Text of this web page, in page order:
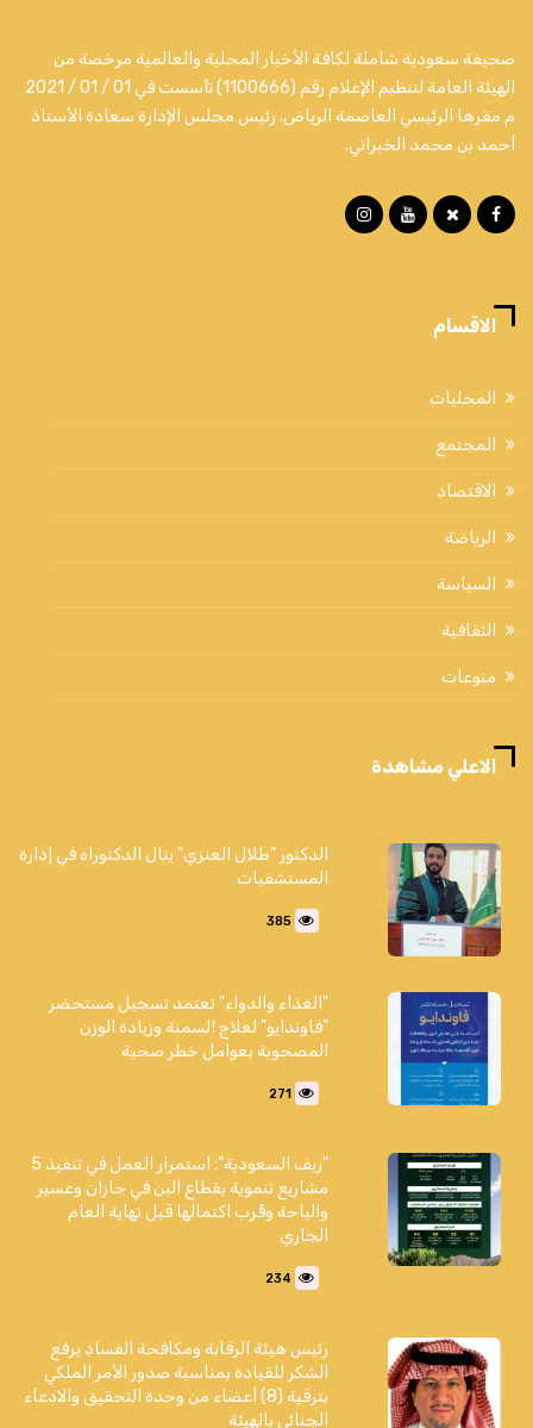
صحيفة سعودية شاملة لكافة الأخبار المحلية والعالمية مرخصة من
الهيئة العامة لتنظيم الإعلام رقم (1100666) تأسست في 01 / 01 / 2021
م مقرها الرئيسي العاصمة الرياض. رئيس مجلس الإدارة سعادة الأستاذ
أحمد بن محمد الخبراني.
الاقسام
المحليات
المجتمع
الاقتصاد
الرياضة
السياسة
الثقافية
منوعات
الاعلي مشاهدة
الدكتور "طلال العنزي" ينال الدكتوراه في إدارة
المستشفيات
385
"الغذاء والدواء" تعتمد تسجيل مستحضر
"فاوندايو" لعلاج السمنة وزيادة الوزن
المصحوبة بعوامل خطر صحية
271
"ريف السعودية": استمرار العمل في تنفيذ 5
مشاريع تنموية بقطاع البن في جازان وعسير
والباحة وقُرب اكتمالها قبل نهاية العام
الجاري
234
رئيس هيئة الرقابة ومكافحة الفساد يرفع
الشكر للقيادة بمناسبة صدور الأمر الملكي
بترقية (8) أعضاء من وحدة التحقيق والادعاء
الجنائي بالهيئة